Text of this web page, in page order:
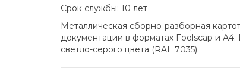
Cрок службы: 10 лет
Металлическая сборно-разборная
документации в форматах Foolscap и
светло-серого цвета (RAL 7035).